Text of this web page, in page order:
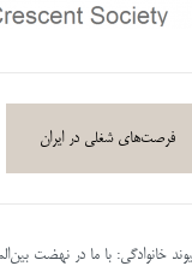
فرصت‌های شغلی در ایران
خانوادگی: با ما در نهضت